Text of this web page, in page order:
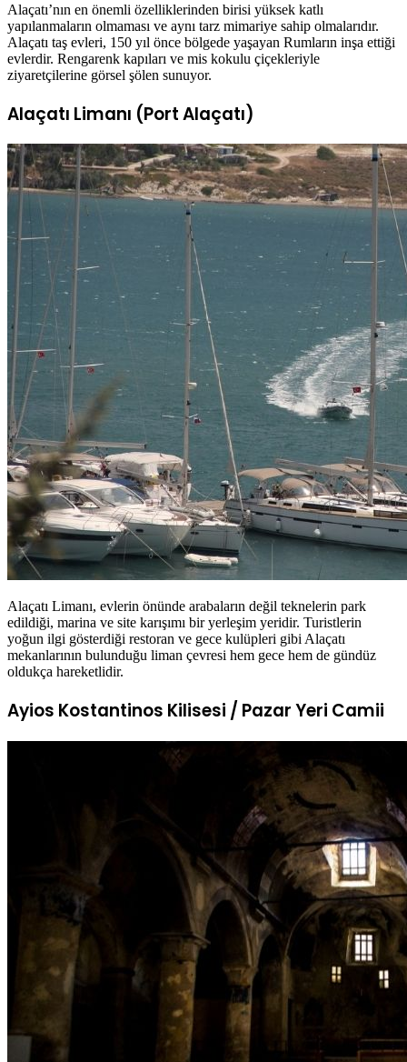
Alaçatı’nın en önemli özelliklerinden birisi yüksek katlı
yapılanmaların olmaması ve aynı tarz mimariye sahip olmalarıdır.
Alaçatı taş evleri, 150 yıl önce bölgede yaşayan Rumların inşa ettiği
evlerdir. Rengarenk kapıları ve mis kokulu çiçekleriyle
ziyaretçilerine görsel şölen sunuyor.
Alaçatı Limanı (Port Alaçatı)
Alaçatı Limanı, evlerin önünde arabaların değil teknelerin park
edildiği, marina ve site karışımı bir yerleşim yeridir. Turistlerin
yoğun ilgi gösterdiği restoran ve gece kulüpleri gibi Alaçatı
mekanlarının bulunduğu liman çevresi hem gece hem de gündüz
oldukça hareketlidir.
Ayios Kostantinos Kilisesi / Pazar Yeri Camii